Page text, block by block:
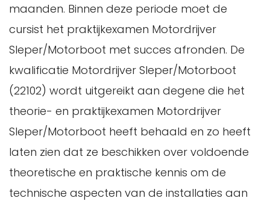
maanden. Binnen deze periode moet de
cursist het praktijkexamen Motordrijver
Sleper/Motorboot met succes afronden. De
kwalificatie Motordrijver Sleper/Motorboot
(22102) wordt uitgereikt aan degene die het
theorie- en praktijkexamen Motordrijver
Sleper/Motorboot heeft behaald en zo heeft
laten zien dat ze beschikken over voldoende
theoretische en praktische kennis om de
technische aspecten van de installaties aan